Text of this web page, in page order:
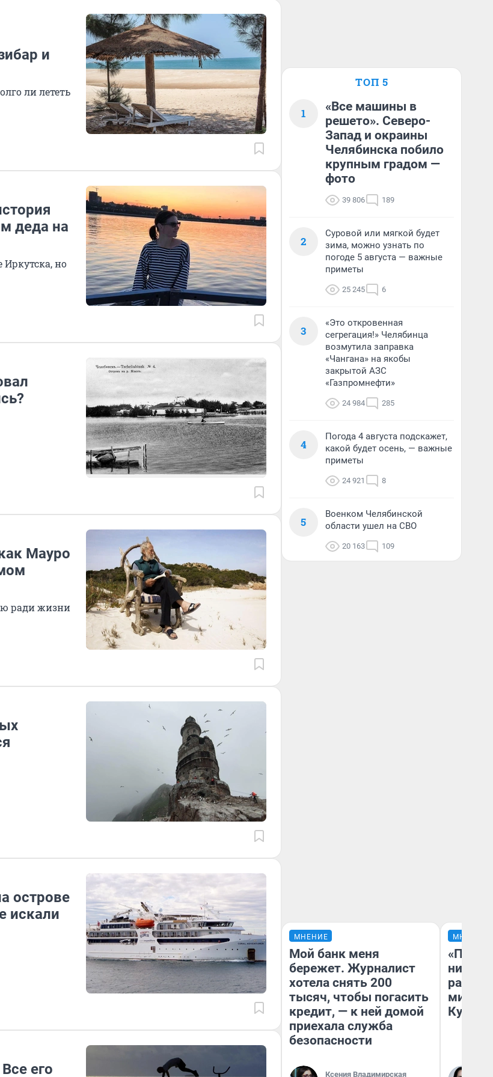
и
ли лететь
деда на
но
Мауро
ради жизни
острове
искали
его
ТОП 5
1
«Все машины в
решето». Северо-
Запад и окраины
Челябинска побило
крупным градом —
фото
39 806 189
2
Суровой или мягкой будет
зима, можно узнать по
погоде 5 августа — важные
приметы
25 245 6
3
«Это откровенная
сегрегация!» Челябинца
возмутила заправка
«Чангана» на якобы
закрытой АЗС
«Газпромнефти»
24 984 285
4
Погода 4 августа подскажет,
какой будет осень, — важные
приметы
24 921 8
5
Военком Челябинской
области ушел на СВО
20 163 109
МНЕНИЕ
Мой банк меня
бережет. Журналист
хотела снять 200
тысяч, чтобы погасить
кредит, — к ней домой
приехала служба
безопасности
Ксения Владимирская
МНЕНИЕ
Кузи в